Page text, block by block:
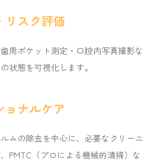
リスク評価
周ポケット測定・口腔内写真撮影な
状態を可視化します。
ョナルケア
ムの除去を中心に、必要なクリーニ
PMTC（プロによる機械的清掃）な